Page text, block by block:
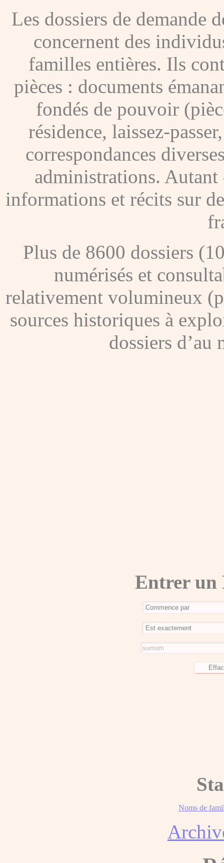
Les dossiers de demande
concernent des
familles entières. Ils
pièces : documents
fondés de pouvoir
résidence, laissez-
correspondances
administrations. Autant
informations et récits sur
Plus de 8600 dossiers
numérisés et
relativement volumineux
sources historiques à
dossiers d’au
Entrer un
Noms de